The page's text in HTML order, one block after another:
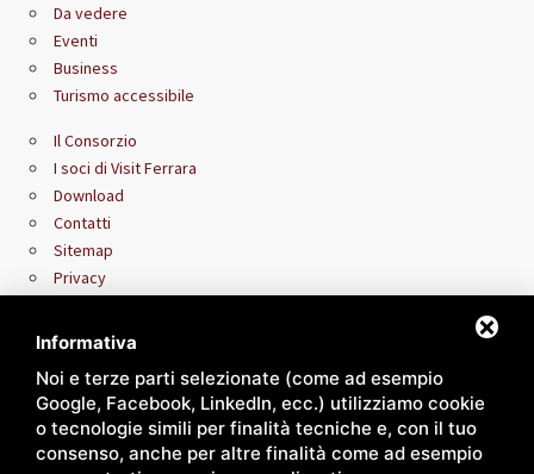
Da vedere
Eventi
Business
Turismo accessibile
Il Consorzio
I soci di Visit Ferrara
Download
Contatti
Sitemap
Privacy
Informativa
Noi e terze parti selezionate (come ad esempio
Google, Facebook, LinkedIn, ecc.) utilizziamo cookie
o tecnologie simili per finalità tecniche e, con il tuo
consenso, anche per altre finalità come ad esempio